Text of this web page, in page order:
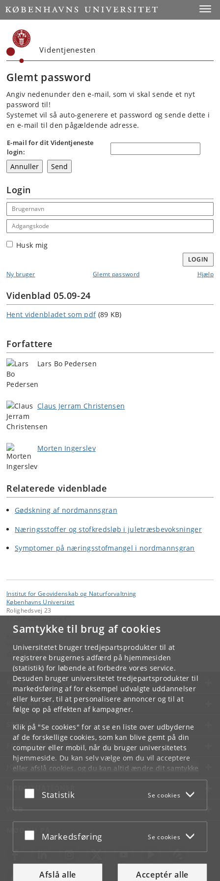
Samtykke til brug af cookies
Universitetet bruger tredjepartsprodukter til at
registrere brugernes adfærd på hjemmesiden
(statistik) for løbende at forbedre vores service.
Desuden bruger universitetet tredjepartsprodukter til
markedsføring af for eksempel udvalgte uddannelser
eller kurser, til at personalisere annoncer og til at
følge op på effekten af kampagner.
Klik på "Se cookies" for at se en liste over udbyderne
af de forskellige cookies, som kan blive gemt på din
computer eller mobil, når du bruger universitetets
hjemmeside. Du kan selv vælge om du vil acceptere
eller afslå cookies, og du kan altid ændre dit samtykke
underCookie- og privatlivspolitiksom du finder i
bunden af hver side.
Acceptér eller afslå
Statistik Se cookies
Acceptér eller afslå
Markedsføring Se cookies
Afslå alle Acceptér alle
Start
Videntjenesten
Glemt password
Angiv nedenunder den e-mail, som vi skal sende et nyt
password til!
Systemet vil så auto-generere et password og sende dette i
en e-mail til den pågældende adresse.
E-mail for dit Videntjeneste
login:
Login
Email address
Adgangskode
Husk mig
LOGIN
Ny bruger
Glemt password Hjælp
Videnblad 05.09-24
Hent videnbladet som pdf (89 KB)
Forfattere
Lars Bo Pedersen
Claus Jerram Christensen
Morten Ingerslev
Relaterede videnblade
Gødskning af nordmannsgran
Næringsstoffer og stofkredsløb i juletræsbevoksninger
Symptomer på næringsstofmangel i nordmannsgran
Institut for Geovidenskab og Naturforvaltning
Københavns Universitet
Rolighedsvej 23
Videntjenesten
KØBENHAVNS UNIVERSITET
KONTAKT
SERVICES
FOR STUDERENDE OG ANSATTE
JOB OG KARRIERE
NØDSITUATIONER
WEB
MØD KU PÅ